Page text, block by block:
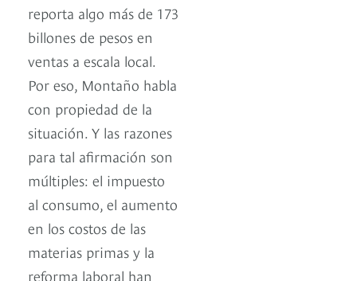
reporta algo más de 173
billones de pesos en
ventas a escala local.
Por eso, Montaño habla
con propiedad de la
situación. Y las razones
para tal afirmación son
múltiples: el impuesto
al consumo, el aumento
en los costos de las
materias primas y la
reforma laboral han